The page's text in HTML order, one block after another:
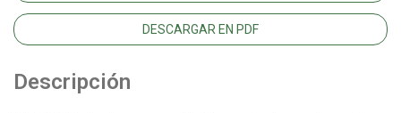
DESCARGAR EN PDF
Descripción